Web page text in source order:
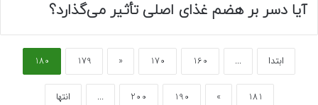
آیا دسر بر هضم غذای اصلی تأثیر می‌گذارد؟
ابتدا ...
160
170
«
179
180
181
»
190
200
... انتها